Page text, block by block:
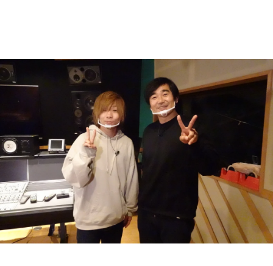
お知らせ
イベント・グッズ
YouTube
会社情報